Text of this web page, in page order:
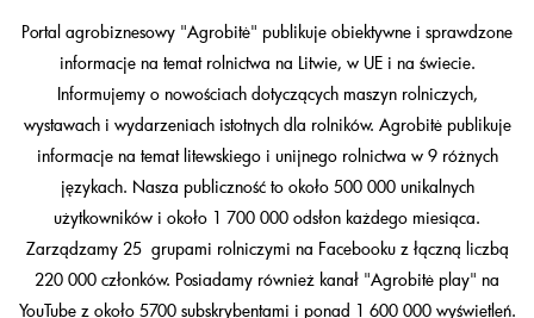
Portal agrobiznesowy "Agrobitė" publikuje obiektywne i sprawdzone
informacje na temat rolnictwa na Litwie, w UE i na świecie.
Informujemy o nowościach dotyczących maszyn rolniczych,
wystawach i wydarzeniach istotnych dla rolników. Agrobitė publikuje
informacje na temat litewskiego i unijnego rolnictwa w 9 różnych
językach. Nasza publiczność to około 500 000 unikalnych
użytkowników i około 1 700 000 odsłon każdego miesiąca.
Zarządzamy 25 grupami rolniczymi na Facebooku z łączną liczbą
220 000 członków. Posiadamy również kanał "Agrobitė play" na
YouTube z około 5700 subskrybentami i ponad 1 600 000 wyświetleń.